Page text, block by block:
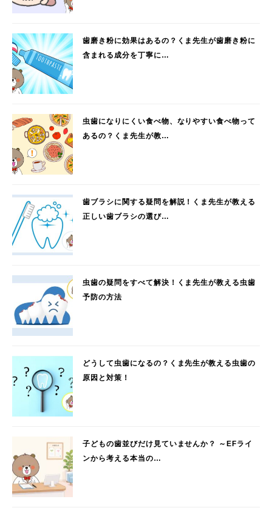
歯磨き粉に効果はあるの？くま先生が歯磨き粉に
含まれる成分を丁寧に…
虫歯になりにくい食べ物、なりやすい食べ物って
あるの？くま先生が教…
歯ブラシに関する疑問を解説！くま先生が教える
正しい歯ブラシの選び…
虫歯の疑問をすべて解決！くま先生が教える虫歯
予防の方法
どうして虫歯になるの？くま先生が教える虫歯の
原因と対策！
子どもの歯並びだけ見ていませんか？ ～EFライ
ンから考える本当の…